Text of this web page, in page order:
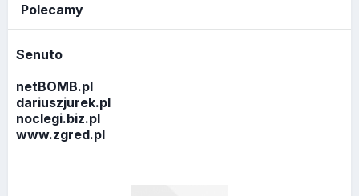
Polecamy
Senuto
netBOMB.pl
dariuszjurek.pl
noclegi.biz.pl
www.zgred.pl